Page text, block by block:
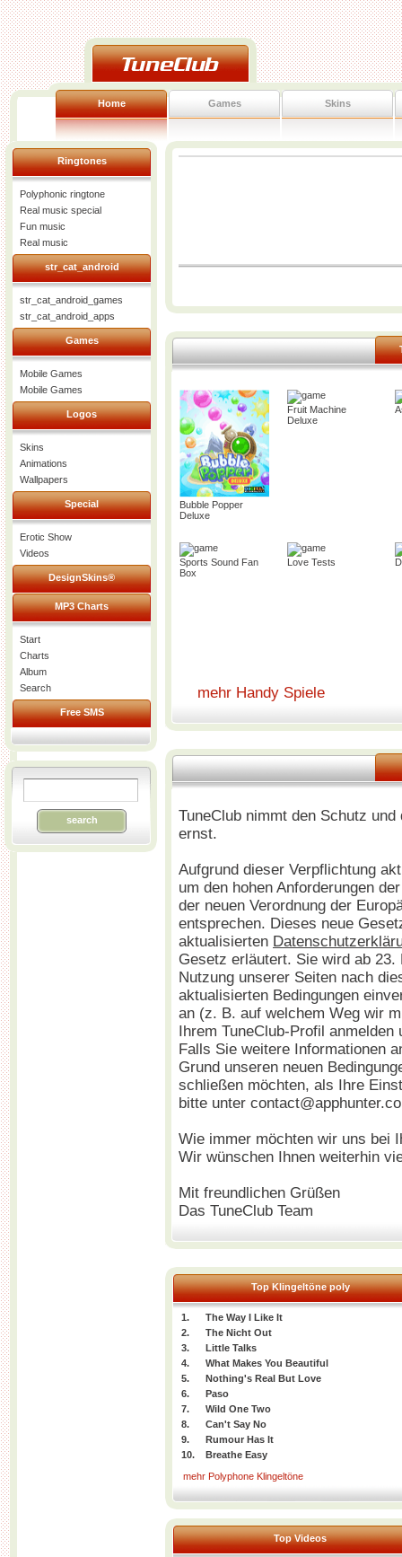
Home Games Skins
Ringtones
Polyphonic ringtone
Real music special
Fun music
Real music
str_cat_android
str_cat_android_games
str_cat_android_apps
Games
Mobile Games
Mobile Games
Logos
Skins
Animations
Wallpapers
Special
Erotic Show
Videos
DesignSkins®
MP3 Charts
Start
Charts
Album
Search
Free SMS
search
Bubble Popper
Deluxe
Fruit Machine
Deluxe
Sports Sound Fan
Box
Love Tests
mehr Handy Spiele
TuneClub nimmt den Schutz
ernst.
Aufgrund dieser Verpflichtung
um den hohen Anforderungen
der neuen Verordnung der
entsprechen. Dieses neue
aktualisierten
Gesetz erläutert. Sie wird ab
Nutzung unserer Seiten nach
aktualisierten Bedingungen
an (z. B. auf welchem Weg wir
Ihrem TuneClub-Profil
Falls Sie weitere Informationen
Grund unseren neuen
schließen möchten, als Ihre
bitte unter
Wie immer möchten wir uns bei
Wir wünschen Ihnen weiterhin
Mit freundlichen Grüßen
Das TuneClub Team
Top Klingeltöne poly
1.
The Way I Like It
2.
The Nicht Out
3.
Little Talks
4.
What Makes You Beautiful
5.
Nothing's Real But Love
6.
Paso
7.
Wild One Two
8.
Can't Say No
9.
Rumour Has It
10.
Breathe Easy
mehr Polyphone Klingeltöne
Top Videos